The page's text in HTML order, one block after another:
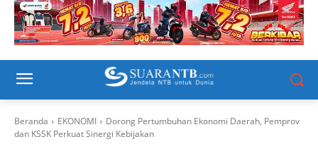
Beranda EKONOMI
Dorong Pertumbuhan Ekonomi Daerah, Pemprov
dan KSSK Perkuat Sinergi Kebijakan